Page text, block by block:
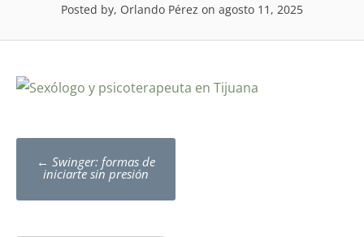
Posted by, Orlando Pérez on agosto 11, 2025
Post
navigation
← Swinger: formas de
iniciarte sin presión